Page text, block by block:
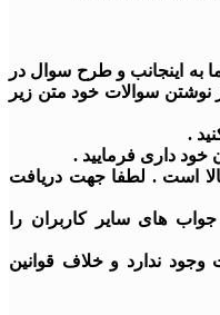
به اینجانب و طرح سوال در
نوشتن سوالات خود متن زیر
است . لطفا جهت دریافت
های سایر کاربران را
وجود ندارد و خلاف قوانین